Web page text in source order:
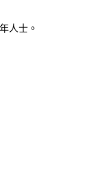
人士。